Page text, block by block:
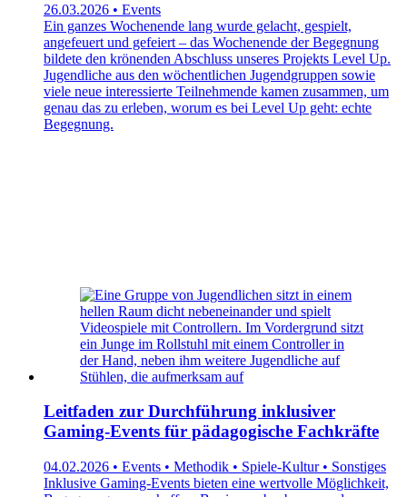
26.03.2026 • Events
Ein ganzes Wochenende lang wurde gelacht, gespielt,
angefeuert und gefeiert – das Wochenende der Begegnung
bildete den krönenden Abschluss unseres Projekts Level Up.
Jugendliche aus den wöchentlichen Jugendgruppen sowie
viele neue interessierte Teilnehmende kamen zusammen, um
genau das zu erleben, worum es bei Level Up geht: echte
Begegnung.
Leitfaden zur Durchführung inklusiver
Gaming-Events für pädagogische Fachkräfte
04.02.2026 • Events • Methodik • Spiele-Kultur • Sonstiges
Inklusive Gaming-Events bieten eine wertvolle Möglichkeit,